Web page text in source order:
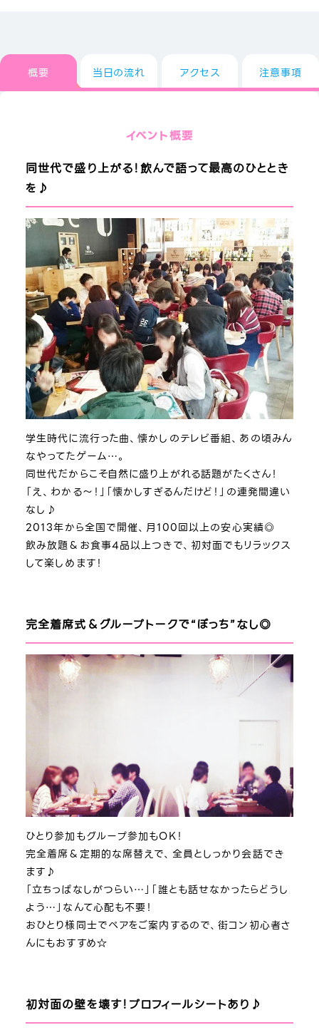
概要 当日の流れ アクセス 注意事項
イベント概要
同世代で盛り上がる！飲んで語って最高のひととき
を♪
学生時代に流行った曲、懐かしのテレビ番組、あの頃みん
なやってたゲーム…。
同世代だからこそ自然に盛り上がれる話題がたくさん！
「え、わかる～！」「懐かしすぎるんだけど！」の連発間違い
なし♪
2013年から全国で開催、月100回以上の安心実績◎
飲み放題＆お食事4品以上つきで、初対面でもリラックス
して楽しめます！
完全着席式＆グループトークで“ぼっち”なし◎
ひとり参加もグループ参加もOK！
完全着席＆定期的な席替えで、全員としっかり会話でき
ます♪
「立ちっぱなしがつらい…」「誰とも話せなかったらどうし
よう…」なんて心配も不要！
おひとり様同士でペアをご案内するので、街コン初心者さ
んにもおすすめ☆
初対面の壁を壊す！プロフィールシートあり♪